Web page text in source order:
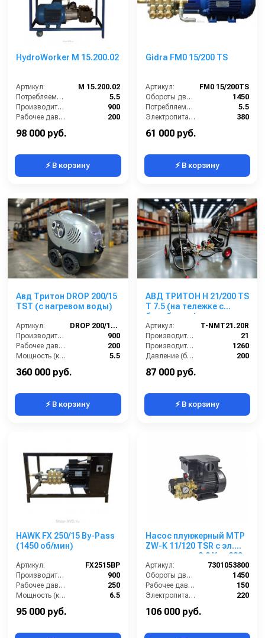
HydroWorker M 15.200.02
Артикул:
M 15.200.02
Потребляемая мощность (кВт):
5.5
Производительность (л/ч):
900
Рабочее давление (бар):
200
Мощность (кВт):
98 000 руб.
⚡ В корзину
Gidra FM0 15/200 TS
Артикул:
FM0 15/200TS
Обороты двигателя (об/мин):
1450
Потребляемая мощность (кВт):
5.5
Электропитание (В):
380
Производительность (л/ч):
61 000 руб.
⚡ В корзину
Авд Тритон DROP 200/15
TST (с нагревом воды)
Артикул:
DROP 200/15 TST
Производительность (л/ч):
900
Рабочее давление (бар):
200
Мощность (кВт):
5.5
360 000 руб.
⚡ В корзину
АВД ТРИТОН Н 21/200 TS
Т 7.5 (на тележке с
барабаном)
Артикул:
T-NMT21.20R
Производительность (л/мин):
21
Производительность (л/ч):
1260
Давление (бар):
200
Напряжение (В):
87 000 руб.
⚡ В корзину
HAWK FX 250/15 By-Pass
(1450 об/мин)
Артикул:
FX2515BP
Производительность (л/ч):
900
Рабочее давление (бар):
250
Мощность (кВт):
6.5
95 000 руб.
Насос плунжерный MTP
ZW-K 11/120 TSR с эл.
двигателем 2,9 Квт 220
В
Артикул:
7301053800
Обороты двигателя (об/мин):
1450
Рабочее давление (бар):
150
Электропитание (В):
220
106 000 руб.